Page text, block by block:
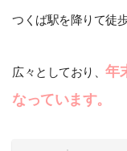
つくば駅を降りて徒
広々としており、 年
なっています。